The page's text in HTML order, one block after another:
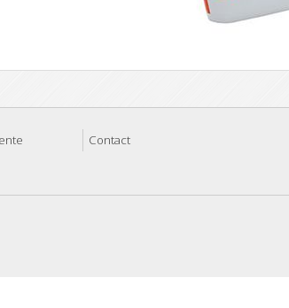
Contact